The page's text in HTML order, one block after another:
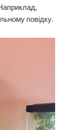
повідку.